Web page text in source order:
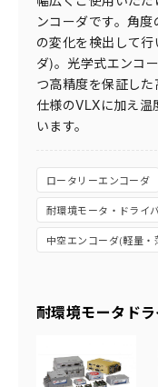
ンコーダです。角
の変化を検出して
ダ)。光学式エンコ
つ高精度を保証し
仕様のVLXに加え温
います。
ロータリーエンコーダ
耐環境モータ・ドライ
中空エンコーダ(軽量・
耐環境モータド